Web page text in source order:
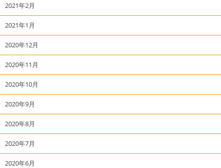
2021年2月
2021年1月
2020年12月
2020年11月
2020年10月
2020年9月
2020年8月
2020年7月
2020年6月